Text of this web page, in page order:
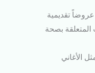
عروضاً تقديمية
المتعلقة بصحة
الأغاني